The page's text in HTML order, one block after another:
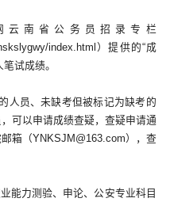
云南省公务员招录专栏
index.html）提供的“成
试成绩。
人员、未缺考但被标记为缺考的
可以申请成绩查疑，查疑申请通
箱（YNKSJM@163.com），查
能力测验、申论、公安专业科目